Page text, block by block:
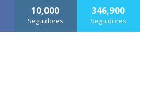
10,000
Seguidores
346,900
Seguidores